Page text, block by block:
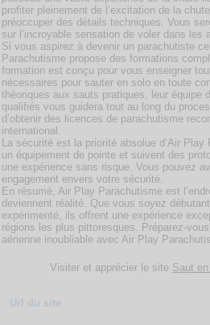
profiter pleinement de l’excitation de la
préoccuper des détails techniques. Vous
sur l’incroyable sensation de voler dans les
Si vous aspirez à devenir un parachutiste
Parachutisme propose des formations
formation est conçu pour vous enseigner
nécessaires pour sauter en solo en toute
théoriques aux sauts pratiques, leur équipe
qualifiés vous guidera tout au long du
d’obtenir des licences de parachutisme
international.
La sécurité est la priorité absolue d’Air
un équipement de pointe et suivent des
une expérience sans risque. Vous pouvez
engagement envers votre sécurité.
En résumé, Air Play Parachutisme est
deviennent réalité. Que vous soyez
expérimenté, ils offrent une expérience
régions les plus pittoresques. Préparez-
aérienne inoubliable avec Air Play
Visiter et apprécier le site Saut
Url du site